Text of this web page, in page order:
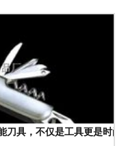
刀具，不仅是工具更是时尚